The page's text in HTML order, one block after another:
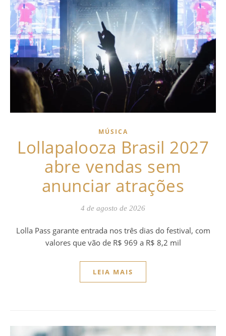
MÚSICA
Lollapalooza Brasil 2027
abre vendas sem
anunciar atrações
4 de agosto de 2026
Lolla Pass garante entrada nos três dias do festival, com
valores que vão de R$ 969 a R$ 8,2 mil
LEIA MAIS